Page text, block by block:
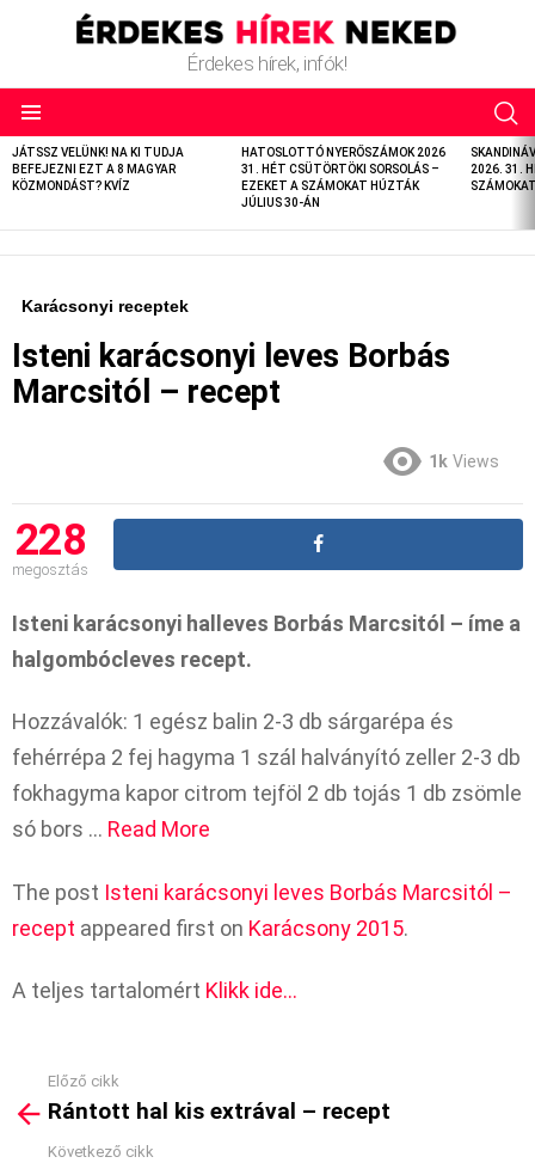
Érdekes hírek, infók!
LATEST
STORIES
JÁTSSZ VELÜNK! NA KI TUDJA
BEFEJEZNI EZT A 8 MAGYAR
KÖZMONDÁST? KVÍZ
HATOSLOTTÓ NYERŐSZÁMOK 2026
31. HÉT CSÜTÖRTÖKI SORSOLÁS –
EZEKET A SZÁMOKAT HÚZTÁK
JÚLIUS 30-ÁN
2026. 31.
Karácsonyi receptek
Isteni karácsonyi leves Borbás
Marcsitól – recept
1k Views
228
megosztás
Isteni karácsonyi halleves Borbás Marcsitól – íme a
halgombócleves recept.
Hozzávalók: 1 egész balin 2-3 db sárgarépa és
fehérrépa 2 fej hagyma 1 szál halványító zeller 2-3 db
fokhagyma kapor citrom tejföl 2 db tojás 1 db zsömle
só bors … Read More
The post Isteni karácsonyi leves Borbás Marcsitól –
recept appeared first on Karácsony 2015.
A teljes tartalomért Klikk ide…
more
Előző cikk
Rántott hal kis extrával – recept
Következő cikk